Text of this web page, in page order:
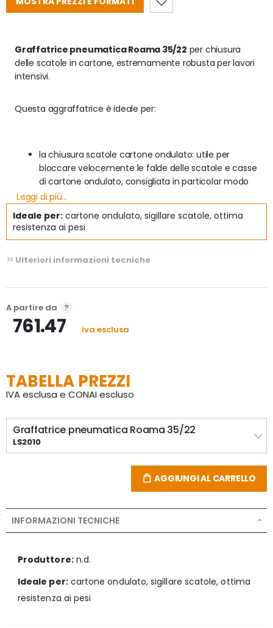
Graffatrice pneumatica Roama 35/22 per chiusura
delle scatole in cartone, estremamente robusta per lavori
intensivi.
Questa aggraffatrice è ideale per:
la chiusura scatole cartone ondulato: utile per
bloccare velocemente le falde delle scatole e casse
di cartone ondulato, consigliata in particolar modo
per i cartoni paletta e doppia e tripla onda.
Peso: 2,6 kg
-19 - 22mm. (1 singolo apparecchio per ogni tipo di
punto).
Leggi di più...
Ideale per: cartone ondulato, sigillare scatole, ottima
resistenza ai pesi
Ulteriori informazioni tecniche
A partire da
761.47 iva esclusa
TABELLA PREZZI
IVA esclusa e CONAI escluso
Graffatrice pneumatica Roama 35/22
LS2010
AGGIUNGI AL CARRELLO
INFORMAZIONI TECNICHE
Produttore:n.d.
Ideale per:cartone ondulato, sigillare scatole, ottima
resistenza ai pesi